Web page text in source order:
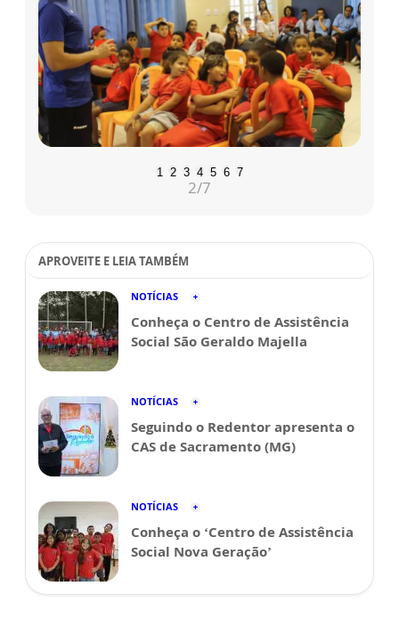
1 2 3 4 5 6 7
2/7
APROVEITE E LEIA TAMBÉM
NOTÍCIAS
Conheça o Centro de Assistência
Social São Geraldo Majella
NOTÍCIAS
Seguindo o Redentor apresenta o
CAS de Sacramento (MG)
NOTÍCIAS
Conheça o ‘Centro de Assistência
Social Nova Geração’